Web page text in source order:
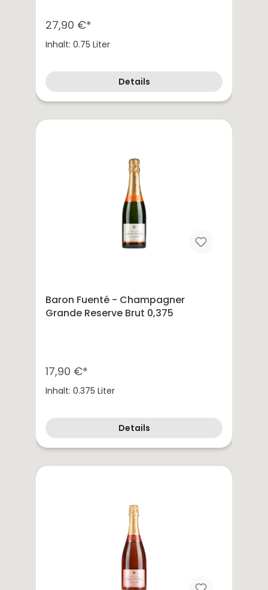
27,90 €*
Inhalt: 0.75 Liter
Details
Baron Fuenté - Champagner
Grande Reserve Brut 0,375
17,90 €*
Inhalt: 0.375 Liter
Details